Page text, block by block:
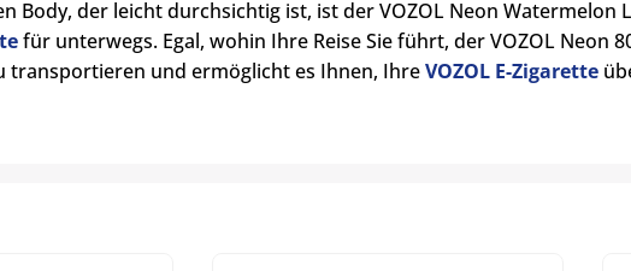
Body, der leicht durchsichtig ist, ist der VOZOL Neon Watermelon
für unterwegs. Egal, wohin Ihre Reise Sie führt, der VOZOL Neon
transportieren und ermöglicht es Ihnen, IhreVOZOL E-Zigarette